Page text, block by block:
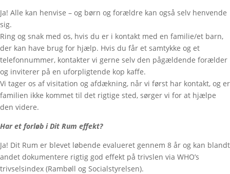
Ja! Alle kan henvise – og børn og forældre kan også selv henvende
sig.
Ring og snak med os, hvis du er i kontakt med en familie/et barn,
der kan have brug for hjælp. Hvis du får et samtykke og et
telefonnummer, kontakter vi gerne selv den pågældende forælder
og inviterer på en uforpligtende kop kaffe.
Vi tager os af visitation og afdækning, når vi først har kontakt, og er
familien ikke kommet til det rigtige sted, sørger vi for at hjælpe
den videre.
Har et forløb i Dit Rum effekt?
Ja! Dit Rum er blevet løbende evalueret gennem 8 år og kan blandt
andet dokumentere rigtig god effekt på trivslen via WHO’s
trivselsindex (Rambøll og Socialstyrelsen).